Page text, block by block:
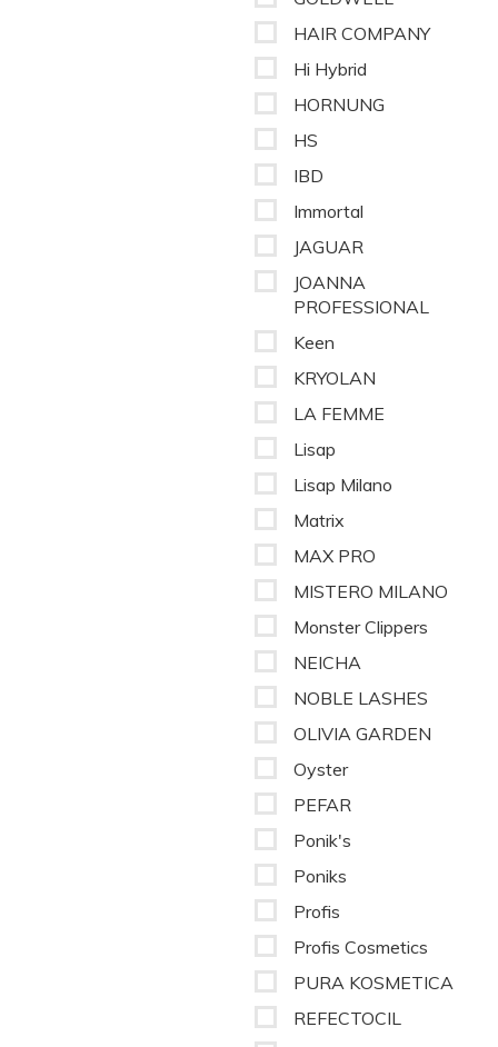
HAIR COMPANY
Hi Hybrid
HORNUNG
HS
IBD
Immortal
JAGUAR
JOANNA
PROFESSIONAL
Keen
KRYOLAN
LA FEMME
Lisap
Lisap Milano
Matrix
MAX PRO
MISTERO MILANO
Monster Clippers
NEICHA
NOBLE LASHES
OLIVIA GARDEN
Oyster
PEFAR
Ponik's
Poniks
Profis
Profis Cosmetics
PURA KOSMETICA
REFECTOCIL